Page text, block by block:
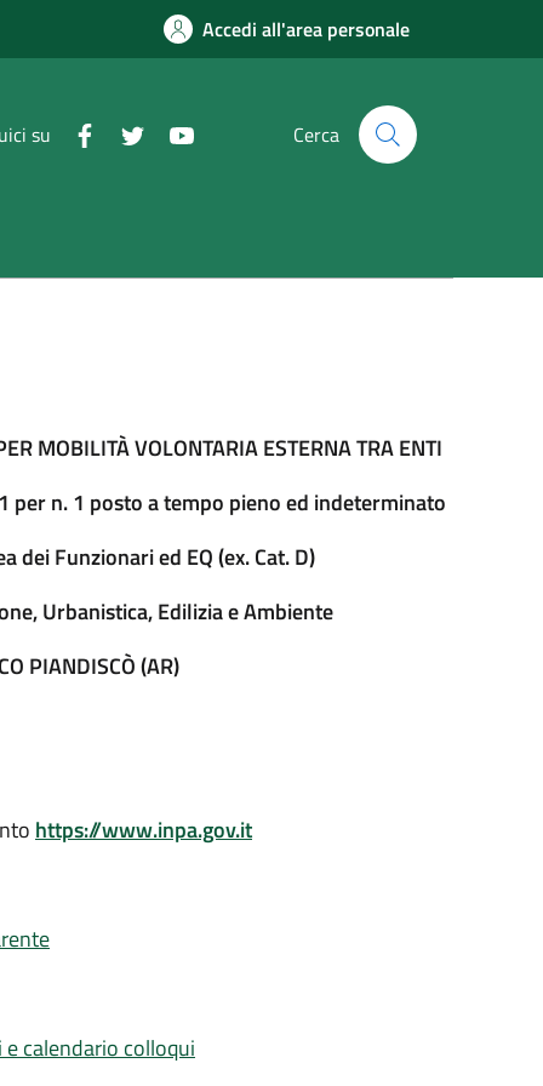
Accedi all'area personale
su Cerca
MOBILITÀ VOLONTARIA ESTERNA TRA ENTI
per n. 1 posto a tempo pieno ed indeterminato
dei Funzionari ed EQ (ex. Cat. D)
Urbanistica, Edilizia e Ambiente
PIANDISCÒ (AR)
https://www.inpa.gov.it
calendario colloqui